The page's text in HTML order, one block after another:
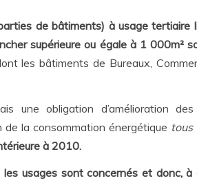
de bâtiments) à usage
supérieure ou égale à 1 000m²
les bâtiments de Bureaux,
une obligation d’amélioration des
la consommation énergétique tous
à 2010.
les usages sont concernés et donc,